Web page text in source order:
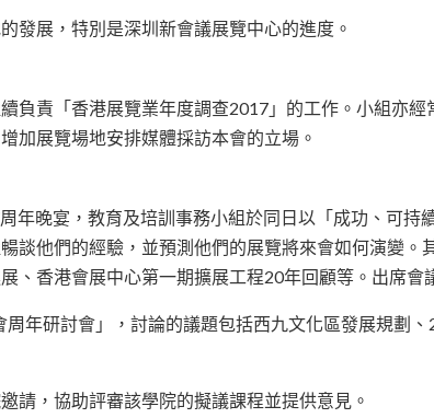
發展，特別是深圳新會議展覽中心的進度。
負責「香港展覽業年度調查2017」的工作。小組亦
加展覽場地安排媒體採訪本會的立場。
年晚宴，教育及培訓事務小組於同日以「成功、可
談他們的經驗，並預測他們的展覽將來會如何演變
、香港會展中心第一期擴展工程20年回顧等。出席會
年研討會」，討論的議題包括西九文化區發展規劃
請，協助評審該學院的擬議課程並提供意見。